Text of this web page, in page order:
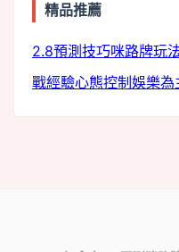
精品推薦
2.8預測技巧咪路牌玩
戰經驗心態控制 娛樂為